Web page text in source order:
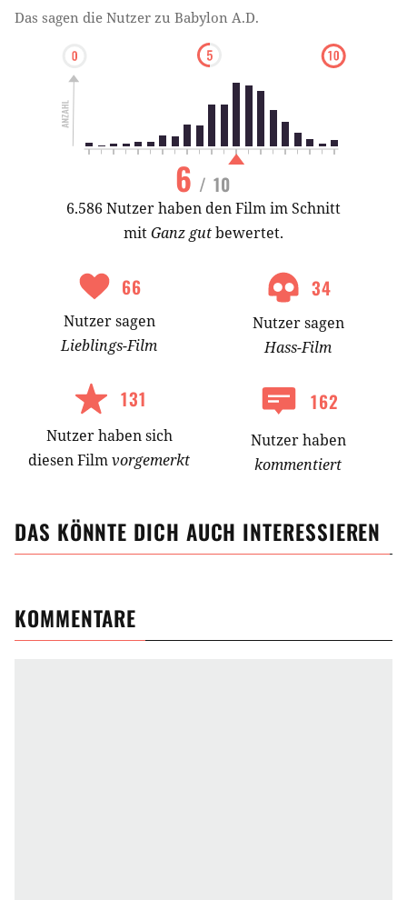
Das sagen die Nutzer zu Babylon A.D.
6 / 10
6.586 Nutzer haben den Film im Schnitt
mitGanz gutbewertet.
66
Nutzersagen
Lieblings-Film
34
Nutzersagen
Hass-Film
131
Nutzerhabensich
diesen Filmvorgemerkt
162
Nutzer haben
kommentiert
DAS KÖNNTE DICH AUCH INTERESSIEREN
KOMMENTARE